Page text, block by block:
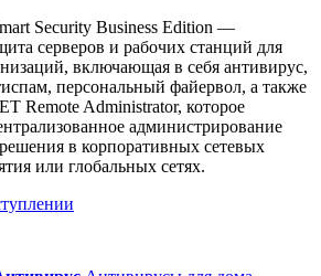
Security Business Edition —
серверов и рабочих станций для
включающая в себя антивирус,
персональный файервол, а также
Remote Administrator, которое
администрирование
в корпоративных сетевых
или глобальных сетях.